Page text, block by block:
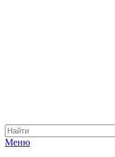
Меню